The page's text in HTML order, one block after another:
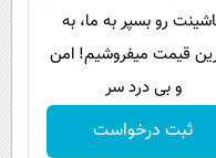
رو بسپر به ما، به
قیمت میفروشیم! امن
و بی درد سر
ثبت درخواست